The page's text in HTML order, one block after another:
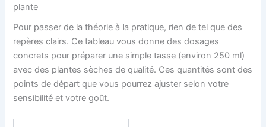
plante
Pour passer de la théorie à la pratique, rien de tel que des
repères clairs. Ce tableau vous donne des dosages
concrets pour préparer une simple tasse (environ 250 ml)
avec des plantes sèches de qualité. Ces quantités sont des
points de départ que vous pourrez ajuster selon votre
sensibilité et votre goût.